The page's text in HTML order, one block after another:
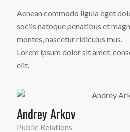
Aenean commodo ligula eget
sociis natoque penatibus et
montes, nascetur ridiculus mus.
Lorem ipsum dolor sit amet,
elit.
Andrey Arkov
Public Relations